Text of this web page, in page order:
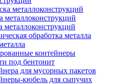
металлоконструкций
металлоконструкций
металлоконструкций
обработка металла
контейнеры
под бентонит
для мусорных пакетов
кюбель для сыпучих